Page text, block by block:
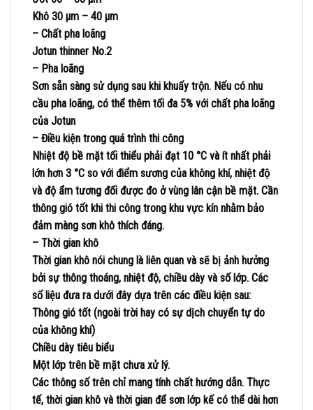
Khô 30 µm – 40 µm
– Chất pha loãng
Jotun thinner No.2
– Pha loãng
Sơn sẵn sàng sử dụng sau khi khuấy trộn. Nếu có nhu
cầu pha loãng, có thể thêm tối đa 5% với chất pha loãng
của Jotun
– Điều kiện trong quá trình thi công
Nhiệt độ bề mặt tối thiểu phải đạt 10 °C và ít nhất phải
lớn hơn 3 °C so với điểm sương của không khí, nhiệt độ
và độ ẩm tương đối được đo ở vùng lân cận bề mặt. Cần
thông gió tốt khi thi công trong khu vực kín nhằm bảo
đảm màng sơn khô thích đáng.
– Thời gian khô
Thời gian khô nói chung là liên quan và sẽ bị ảnh hưởng
bởi sự thông thoáng, nhiệt độ, chiều dày và số lớp. Các
số liệu đưa ra dưới đây dựa trên các điều kiện sau:
Thông gió tốt (ngoài trời hay có sự dịch chuyển tự do
của không khí)
Chiều dày tiêu biểu
Một lớp trên bề mặt chưa xử lý.
Các thông số trên chỉ mang tính chất hướng dẫn. Thực
tế, thời gian khô và thời gian để sơn lớp kế có thể dài hơn